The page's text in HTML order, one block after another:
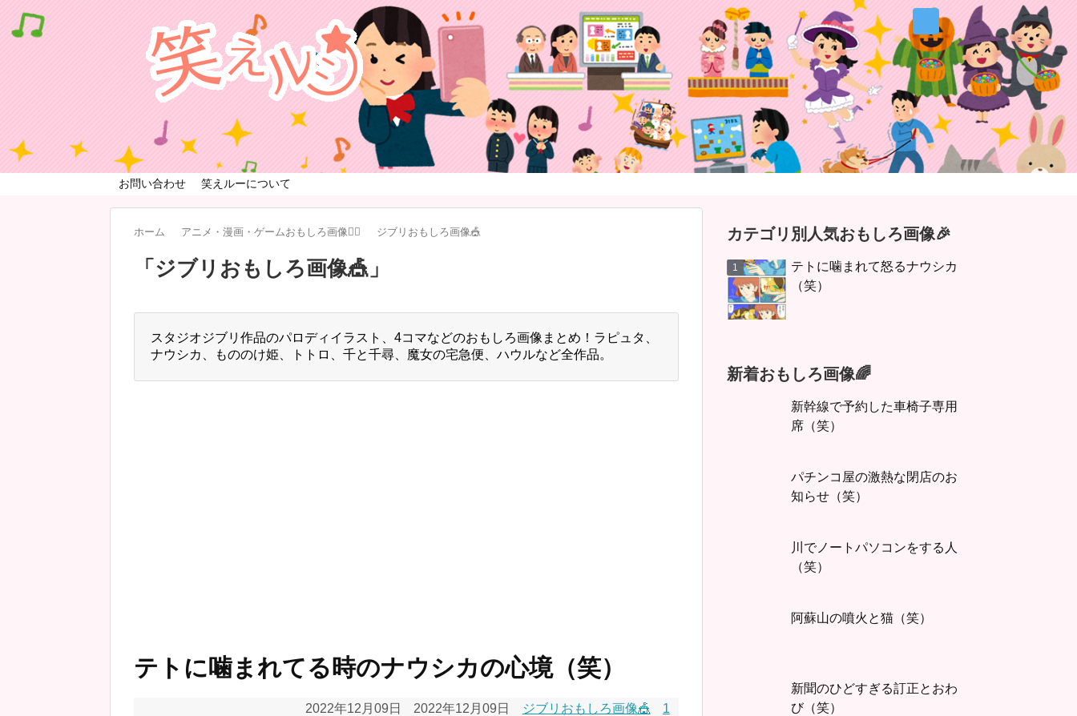
お問い合わせ 笑えルーについて
ホーム アニメ・漫画・ゲームおもしろ画像🧚‍♀️ ジブリおもしろ画像🎪
「 ジブリおもしろ画像🎪 」
スタジオジブリ作品のパロディイラスト、4コマなどのおもしろ画像まとめ！ラピュタ、
ナウシカ、もののけ姫、トトロ、千と千尋、魔女の宅急便、ハウルなど全作品。
テトに噛まれてる時のナウシカの心境（笑）
2022年12月09日 2022年12月09日 ジブリおもしろ画像🎪 1
カテゴリ別人気おもしろ画像🎉
テトに噛まれて怒るナウシカ
（笑）
新着おもしろ画像🌈
新幹線で予約した車椅子専用
席（笑）
パチンコ屋の激熱な閉店のお
知らせ（笑）
川でノートパソコンをする人
（笑）
阿蘇山の噴火と猫（笑）
新聞のひどすぎる訂正とおわ
び（笑）